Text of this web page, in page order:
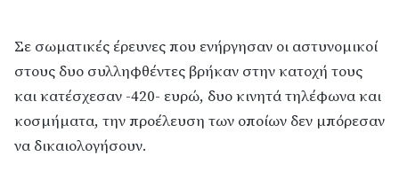
Σε σωματικές έρευνες που ενήργησαν οι αστυνομικοί
στους δυο συλληφθέντες βρήκαν στην κατοχή τους
και κατέσχεσαν -420- ευρώ, δυο κινητά τηλέφωνα και
κοσμήματα, την προέλευση των οποίων δεν μπόρεσαν
να δικαιολογήσουν.